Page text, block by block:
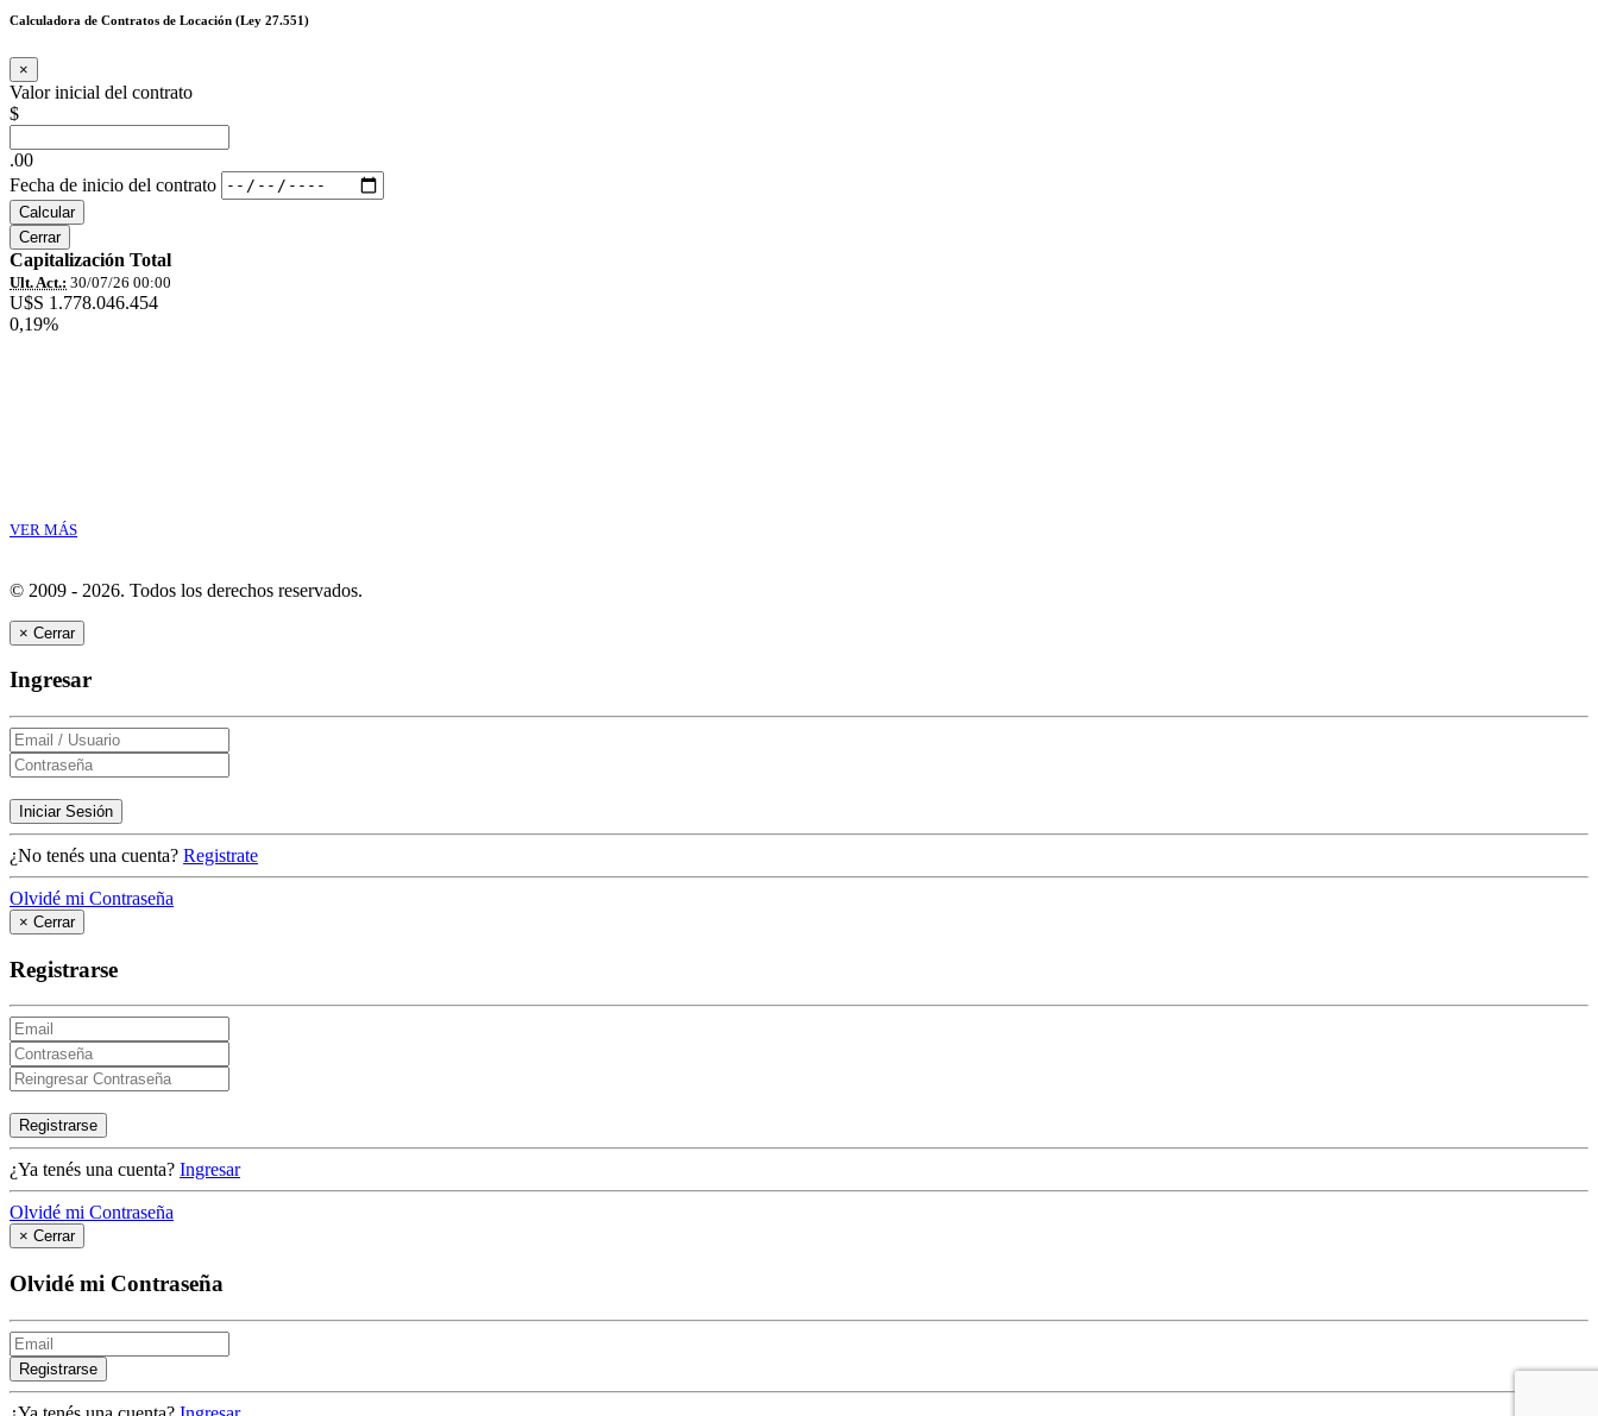
Calculadora de Contratos de Locación (Ley 27.551)
×
Valor inicial del contrato
$
.00
Fecha de inicio del contrato
Calcular
Cerrar
Capitalización Total
Ult. Act.: 30/07/26 00:00
U$S 1.778.046.454
0,19%
VER MÁS
© 2009 - 2026. Todos los derechos reservados.
× Cerrar
Ingresar
Iniciar Sesión
¿No tenés una cuenta? Registrate
Olvidé mi Contraseña
× Cerrar
Registrarse
Registrarse
¿Ya tenés una cuenta? Ingresar
Olvidé mi Contraseña
× Cerrar
Olvidé mi Contraseña
Registrarse